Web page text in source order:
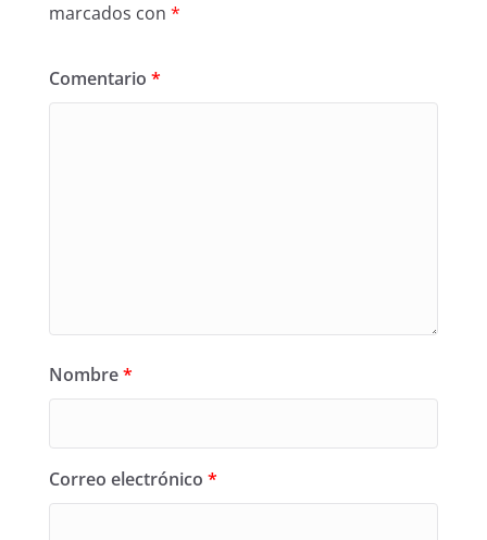
marcados con *
Comentario *
Nombre*
Correo electrónico *